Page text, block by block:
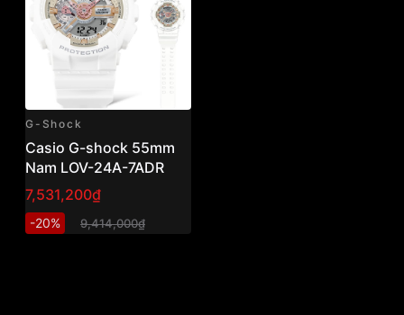
G-Shock
Casio G-shock 55mm
Nam LOV-24A-7ADR
7,531,200₫
-20% 9,414,000₫